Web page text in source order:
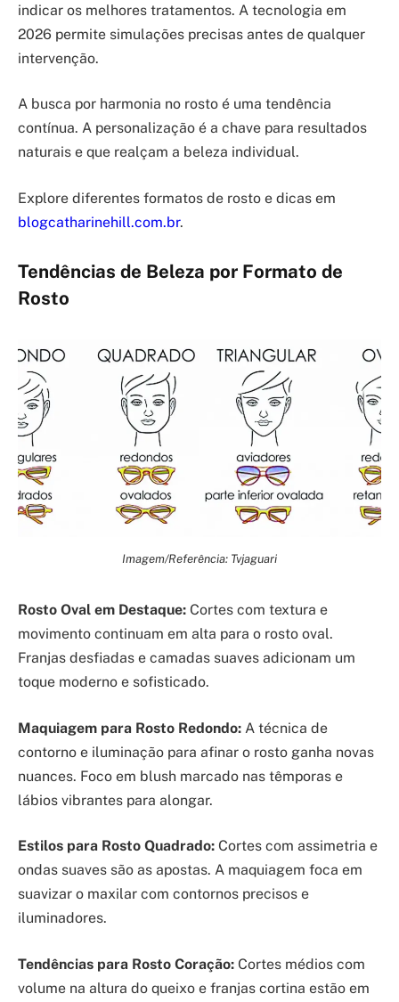
indicar os melhores tratamentos. A tecnologia em
2026 permite simulações precisas antes de qualquer
intervenção.
A busca por harmonia no rosto é uma tendência
contínua. A personalização é a chave para resultados
naturais e que realçam a beleza individual.
Explore diferentes formatos de rosto e dicas em
blogcatharinehill.com.br.
Tendências de Beleza por Formato de
Rosto
Imagem/Referência: Tvjaguari
Rosto Oval em Destaque: Cortes com textura e
movimento continuam em alta para o rosto oval.
Franjas desfiadas e camadas suaves adicionam um
toque moderno e sofisticado.
Maquiagem para Rosto Redondo: A técnica de
contorno e iluminação para afinar o rosto ganha novas
nuances. Foco em blush marcado nas têmporas e
lábios vibrantes para alongar.
Estilos para Rosto Quadrado: Cortes com assimetria e
ondas suaves são as apostas. A maquiagem foca em
suavizar o maxilar com contornos precisos e
iluminadores.
Tendências para Rosto Coração: Cortes médios com
volume na altura do queixo e franjas cortina estão em